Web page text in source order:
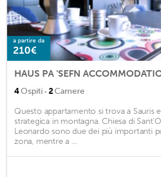
a partire da
210€
HAUS PA 'SEFN
4Ospiti · 2Camere
Questo appartamento si trova a Sauris
strategica in montagna. Chiesa di
Leonardo sono due dei più importanti
zona, mentre a ...